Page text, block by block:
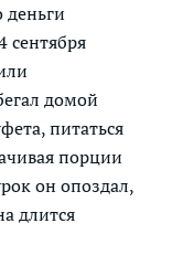
деньги
сентября
домой
питаться
порции
он опоздал,
длится